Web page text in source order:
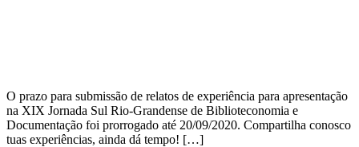
O prazo para submissão de relatos de experiência para apresentação
na XIX Jornada Sul Rio-Grandense de Biblioteconomia e
Documentação foi prorrogado até 20/09/2020. Compartilha conosco
tuas experiências, ainda dá tempo! […]